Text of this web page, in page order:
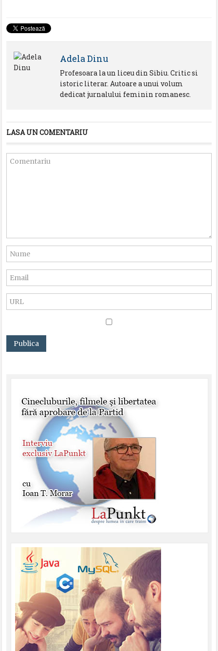
Adela Dinu
Profesoara la un liceu din Sibiu. Critic si
istoric literar. Autoare a unui volum
dedicat jurnalului feminin romanesc.
LASA UN COMENTARIU